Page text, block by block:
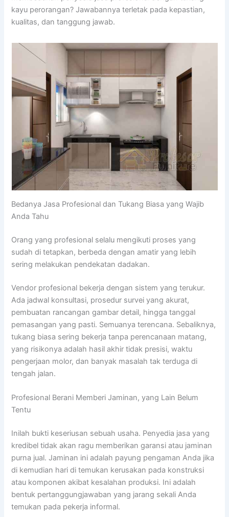
kayu perorangan? Jawabannya terletak pada kepastian,
kualitas, dan tanggung jawab.
Bedanya Jasa Profesional dan Tukang Biasa yang Wajib
Anda Tahu
Orang yang profesional selalu mengikuti proses yang
sudah di tetapkan, berbeda dengan amatir yang lebih
sering melakukan pendekatan dadakan.
Vendor profesional bekerja dengan sistem yang terukur.
Ada jadwal konsultasi, prosedur survei yang akurat,
pembuatan rancangan gambar detail, hingga tanggal
pemasangan yang pasti. Semuanya terencana. Sebaliknya,
tukang biasa sering bekerja tanpa perencanaan matang,
yang risikonya adalah hasil akhir tidak presisi, waktu
pengerjaan molor, dan banyak masalah tak terduga di
tengah jalan.
Profesional Berani Memberi Jaminan, yang Lain Belum
Tentu
Inilah bukti keseriusan sebuah usaha. Penyedia jasa yang
kredibel tidak akan ragu memberikan garansi atau jaminan
purna jual. Jaminan ini adalah payung pengaman Anda jika
di kemudian hari di temukan kerusakan pada konstruksi
atau komponen akibat kesalahan produksi. Ini adalah
bentuk pertanggungjawaban yang jarang sekali Anda
temukan pada pekerja informal.